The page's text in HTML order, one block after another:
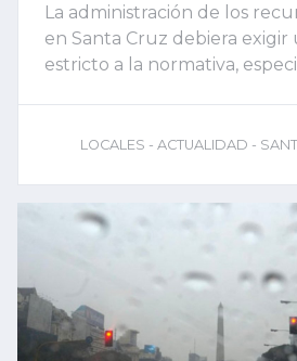
La administración de los
en Santa Cruz debiera exigir
estricto a la normativa,
embargo, la Licitación
de luminarias LED para toda
LOCALES - ACTUALIDAD -